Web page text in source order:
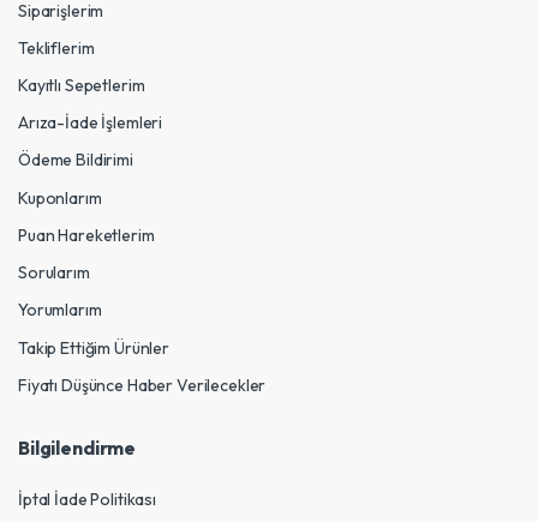
Siparişlerim
Tekliflerim
Kayıtlı Sepetlerim
Arıza-İade İşlemleri
Ödeme Bildirimi
Kuponlarım
Puan Hareketlerim
Sorularım
Yorumlarım
Takip Ettiğim Ürünler
Fiyatı Düşünce Haber Verilecekler
Bilgilendirme
İptal İade Politikası